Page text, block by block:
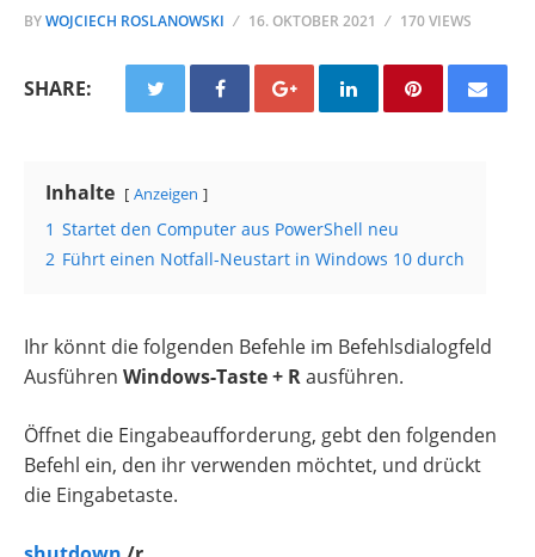
BYWOJCIECH ROSLANOWSKI 16. OKTOBER 2021 170 VIEWS
SHARE:
Inhalte Anzeigen
1 Startet den Computer aus PowerShell neu
2 Führt einen Notfall-Neustart in Windows 10 durch
Ihr könnt die folgenden Befehle im Befehlsdialogfeld
Ausführen Windows-Taste + Rausführen.
Öffnet die Eingabeaufforderung, gebt den folgenden
Befehl ein, den ihr verwenden möchtet, und drückt
die Eingabetaste.